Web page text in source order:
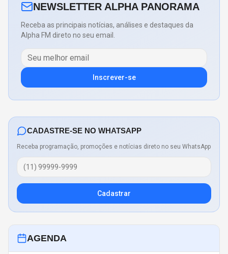
NEWSLETTER ALPHA PANORAMA
Receba as principais notícias, análises e destaques da
Alpha FM direto no seu email.
Inscrever-se
CADASTRE-SE NO WHATSAPP
Receba programação, promoções e notícias direto no seu WhatsApp
Cadastrar
AGENDA